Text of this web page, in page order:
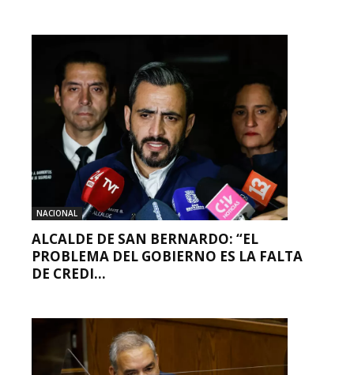
NACIONAL
ALCALDE DE SAN BERNARDO: “EL
PROBLEMA DEL GOBIERNO ES LA FALTA
DE CREDI...